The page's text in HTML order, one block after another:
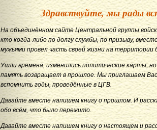
Здравствуйте, мы рады
На объединённом сайте Центральной группы войск
кто когда-либо по долгу службы, по призыву,
мужьями провел часть своей жизни на
Ушли времена, изменились политические карты,
память возвращает в прошлое. Мы приглашаем
вспомнить годы, проведённые в ЦГВ.
Давайте вместе напишем книгу о прошлом. И
обо всём, что было пережито.
Давайте вместе напишем книгу о настоящем и